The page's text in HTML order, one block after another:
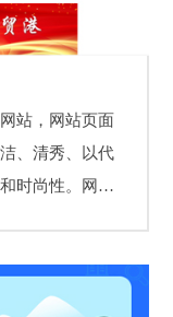
站，网站页面
、清秀、以代
时尚性。网站